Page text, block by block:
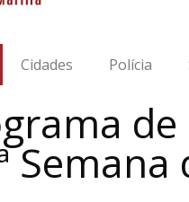
Cidades Polícia